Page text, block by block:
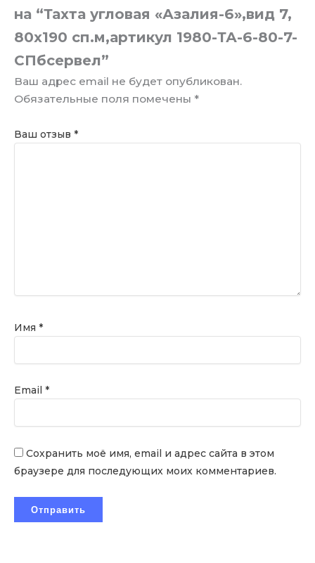
на “Тахта угловая «Азалия-6»,вид 7,
80х190 сп.м,артикул 1980-ТА-6-80-7-
СПбсервел”
Ваш адрес email не будет опубликован.
Обязательные поля помечены *
Ваш отзыв *
Имя *
Email *
Сохранить моё имя, email и адрес сайта в этом
браузере для последующих моих комментариев.